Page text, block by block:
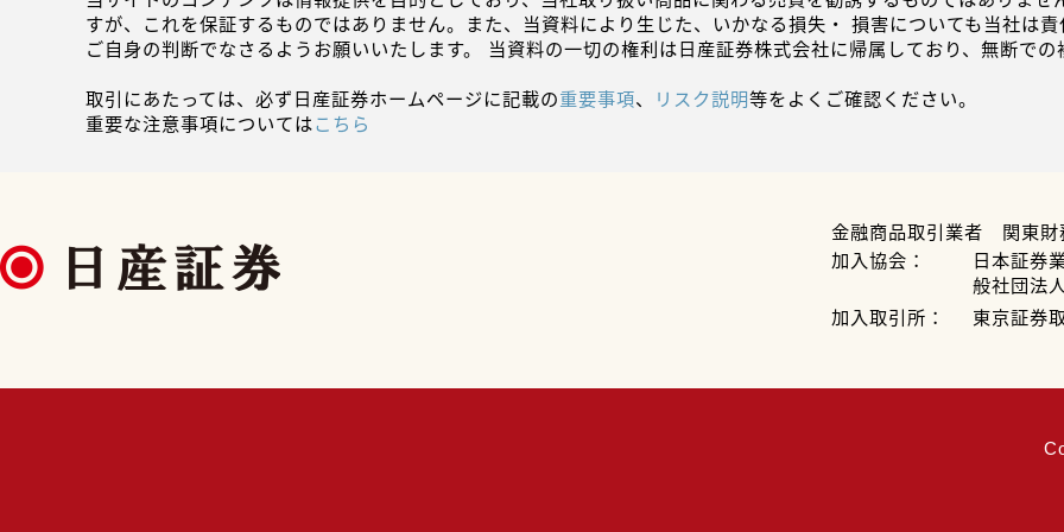
すが、これを保証するものではありません。また、当資料により生じた、いかなる損失・ 損害についても当社は
ご自身の判断でなさるようお願いいたします。 当資料の一切の権利は日産証券株式会社に帰属しており、無断で
取引にあたっては、必ず日産証券ホームページに記載の重要事項、 リスク説明等をよくご確認ください。
重要な注意事項についてはこちら
金融商品取引業者 関東
加入協会：
日本証券
般社団法
加入取引所：
東京証券